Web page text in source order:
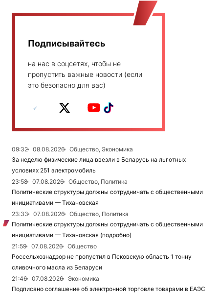
Подписывайтесь
на нас в соцсетях, чтобы не
пропустить важные новости (если
это безопасно для вас)
09:32 08.08.2026
Общество, Экономика
За неделю физические лица ввезли в Беларусь на льготных
условиях 251 электромобиль
23:58
07.08.2026
Общество, Политика
Политические структуры должны сотрудничать с общественными
инициативами — Тихановская
23:33
07.08.2026
Общество, Политика
Политические структуры должны сотрудничать с общественными
инициативами — Тихановская (подробно)
21:59
07.08.2026
Общество
Россельхознадзор не пропустил в Псковскую область 1 тонну
сливочного масла из Беларуси
21:46
07.08.2026
Экономика
Подписано соглашение об электронной торговле товарами в ЕАЭС